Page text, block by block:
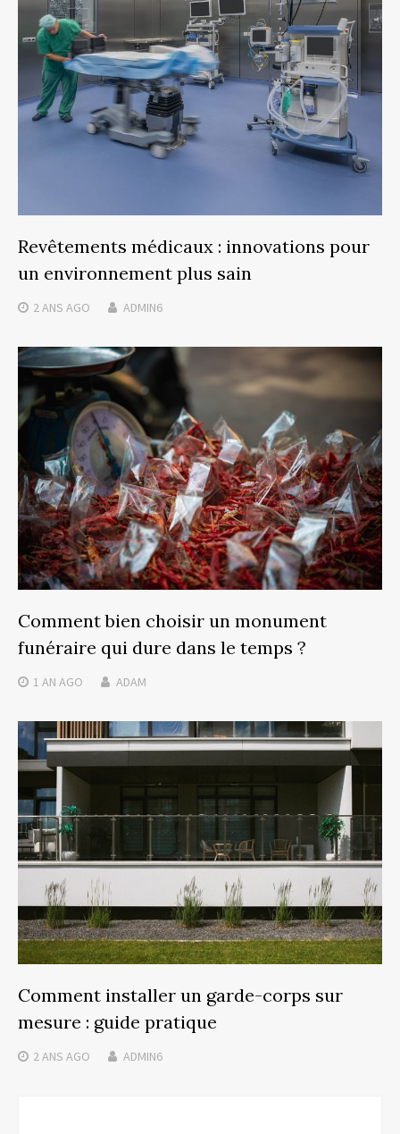
Revêtements médicaux : innovations pour
un environnement plus sain
2 ANS AGO ADMIN6
Comment bien choisir un monument
funéraire qui dure dans le temps ?
1 AN AGO ADAM
Comment installer un garde-corps sur
mesure : guide pratique
2 ANS AGO ADMIN6